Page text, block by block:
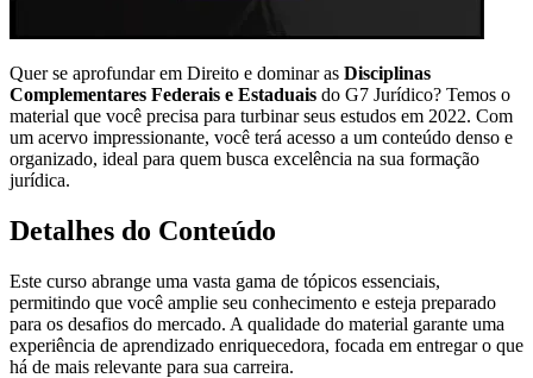
Quer se aprofundar em Direito e dominar as Disciplinas
Complementares Federais e Estaduais do G7 Jurídico? Temos o
material que você precisa para turbinar seus estudos em 2022. Com
um acervo impressionante, você terá acesso a um conteúdo denso e
organizado, ideal para quem busca excelência na sua formação
jurídica.
Detalhes do Conteúdo
Este curso abrange uma vasta gama de tópicos essenciais,
permitindo que você amplie seu conhecimento e esteja preparado
para os desafios do mercado. A qualidade do material garante uma
experiência de aprendizado enriquecedora, focada em entregar o que
há de mais relevante para sua carreira.